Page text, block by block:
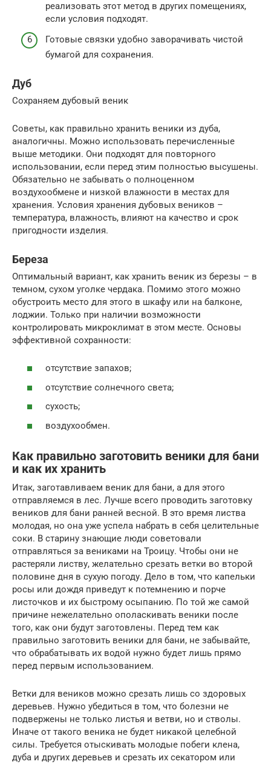
реализовать этот метод в других помещениях,
если условия подходят.
Готовые связки удобно заворачивать чистой
бумагой для сохранения.
Дуб
Сохраняем дубовый веник
Советы, как правильно хранить веники из дуба,
аналогичны. Можно использовать перечисленные
выше методики. Они подходят для повторного
использовании, если перед этим полностью высушены.
Обязательно не забывать о полноценном
воздухообмене и низкой влажности в местах для
хранения. Условия хранения дубовых веников –
температура, влажность, влияют на качество и срок
пригодности изделия.
Береза
Оптимальный вариант, как хранить веник из березы – в
темном, сухом уголке чердака. Помимо этого можно
обустроить место для этого в шкафу или на балконе,
лоджии. Только при наличии возможности
контролировать микроклимат в этом месте. Основы
эффективной сохранности:
отсутствие запахов;
отсутствие солнечного света;
сухость;
воздухообмен.
Как правильно заготовить веники для бани
и как их хранить
Итак, заготавливаем веник для бани, а для этого
отправляемся в лес. Лучше всего проводить заготовку
веников для бани ранней весной. В это время листва
молодая, но она уже успела набрать в себя целительные
соки. В старину знающие люди советовали
отправляться за вениками на Троицу. Чтобы они не
растеряли листву, желательно срезать ветки во второй
половине дня в сухую погоду. Дело в том, что капельки
росы или дождя приведут к потемнению и порче
листочков и их быстрому осыпанию. По той же самой
причине нежелательно ополаскивать веники после
того, как они будут заготовлены. Перед тем как
правильно заготовить веники для бани, не забывайте,
что обрабатывать их водой нужно будет лишь прямо
перед первым использованием.
Ветки для веников можно срезать лишь со здоровых
деревьев. Нужно убедиться в том, что болезни не
подвержены не только листья и ветви, но и стволы.
Иначе от такого веника не будет никакой целебной
силы. Требуется отыскивать молодые побеги клена,
дуба и других деревьев и срезать их секатором или